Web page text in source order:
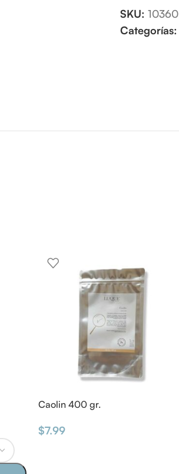
SKU: 10360
Categorías:
Caolin 400 gr.
$7.99